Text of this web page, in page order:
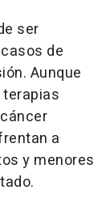
ser
de
Aunque
a
y menores